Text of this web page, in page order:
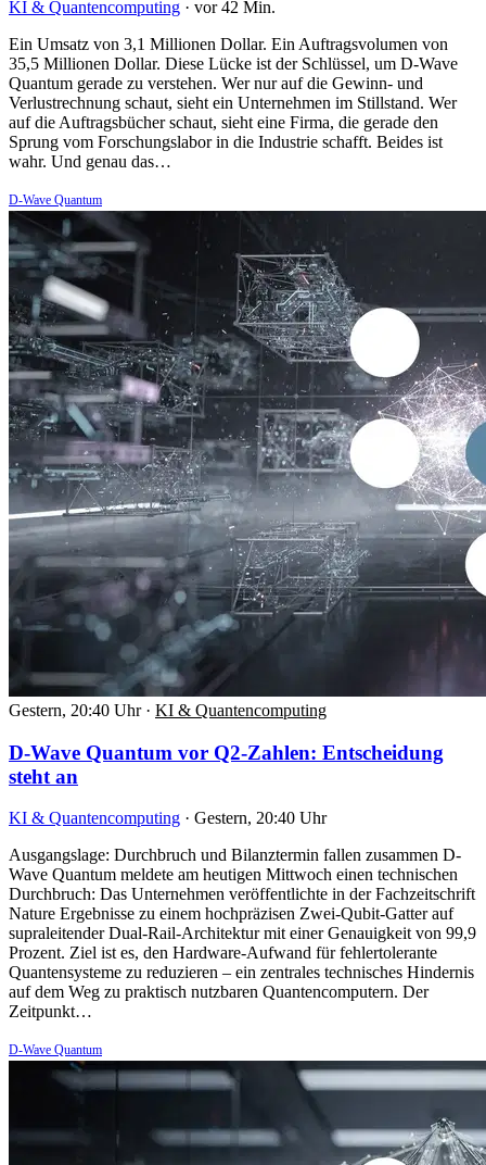
KI & Quantencomputing · vor 42 Min.
Ein Umsatz von 3,1 Millionen Dollar. Ein Auftragsvolumen von
35,5 Millionen Dollar. Diese Lücke ist der Schlüssel, um D-Wave
Quantum gerade zu verstehen. Wer nur auf die Gewinn- und
Verlustrechnung schaut, sieht ein Unternehmen im Stillstand. Wer
auf die Auftragsbücher schaut, sieht eine Firma, die gerade den
Sprung vom Forschungslabor in die Industrie schafft. Beides ist
wahr. Und genau das…
D-Wave Quantum
Gestern, 20:40 Uhr · KI & Quantencomputing
D-Wave Quantum vor Q2-Zahlen: Entscheidung
steht an
KI & Quantencomputing · Gestern, 20:40 Uhr
Ausgangslage: Durchbruch und Bilanztermin fallen zusammen D-
Wave Quantum meldete am heutigen Mittwoch einen technischen
Durchbruch: Das Unternehmen veröffentlichte in der Fachzeitschrift
Nature Ergebnisse zu einem hochpräzisen Zwei-Qubit-Gatter auf
supraleitender Dual-Rail-Architektur mit einer Genauigkeit von 99,9
Prozent. Ziel ist es, den Hardware-Aufwand für fehlertolerante
Quantensysteme zu reduzieren – ein zentrales technisches Hindernis
auf dem Weg zu praktisch nutzbaren Quantencomputern. Der
Zeitpunkt…
D-Wave Quantum